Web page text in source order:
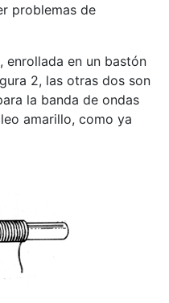
problemas de
enrollada en un bastón
2, las otras dos son
la banda de ondas
amarillo, como ya